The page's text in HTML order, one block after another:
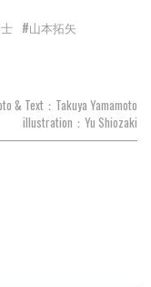
#山本拓矢
& Text：Takuya Yamamoto
illustration：Yu Shiozaki